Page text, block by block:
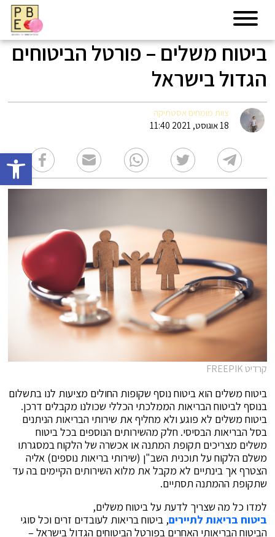
פתח
ביטוח משלים – פורטל הביטוחים
הגדול בישראל
צוות מומחים אסטתיקה
18 אוגוסט, 2021 11:40
קרדיט FREEPIK
ביטוח משלים הוא ביטוח נוסף שקופות החולים מציעות לנו בתשלום
בנוסף לביטוח הבריאות הממלכתי הכללי שכולנו מקבלים דרכן.
ביטוח משלים לא פוגע ולא מחליף את שירותי הבריאות הניתנים
בסל הבריאות הבסיסי. חלק מהשירותים הנוספים בכל ביטוח
משלים מצריכים תקופת המתנה או אכשרה של הלקוח במסגרתו
משלם הלקוח על תוכנית השב"ן (שירותי בריאות נוספים) אליה
הצטרף אך בינתיים לא מקבל את מלוא השירותים הקיימים בה עד
שתקופת ההמתנה תסתיים.
למדו כל מה שצריך לדעת על ביטוח משלים,
ביטוח בריאות לתיירים, ביטוח בריאות לעובדים זרים וכל סוגי
הביטוח הבריאותי האחרים בפורטל הביטוחים הגדול בישראל –